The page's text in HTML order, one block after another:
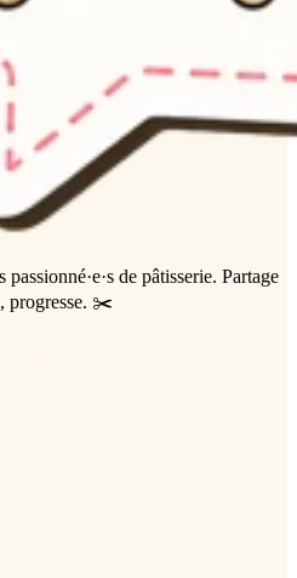
passionné·e·s de pâtisserie. Partage
progresse. ✂️